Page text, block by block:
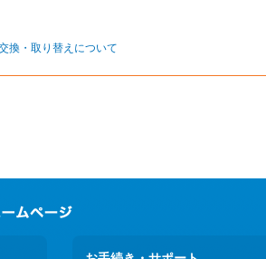
換・取り替えについて